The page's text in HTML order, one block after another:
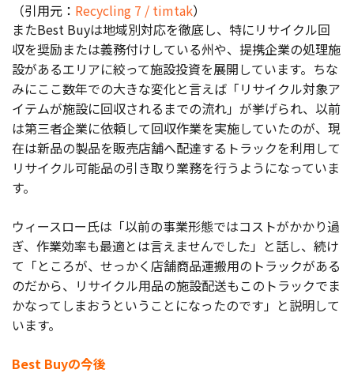
（引用元： Recycling 7 / timtak）
またBest Buyは地域別対応を徹底し、特にリサイクル回
収を奨励または義務付けしている州や、提携企業の処理施
設があるエリアに絞って施設投資を展開しています。ちな
みにここ数年での大きな変化と言えば「リサイクル対象ア
イテムが施設に回収されるまでの流れ」が挙げられ、以前
は第三者企業に依頼して回収作業を実施していたのが、現
在は新品の製品を販売店舗へ配達するトラックを利用して
リサイクル可能品の引き取り業務を行うようになっていま
す。
ウィースロー氏は「以前の事業形態ではコストがかかり過
ぎ、作業効率も最適とは言えませんでした」と話し、続け
て「ところが、せっかく店舗商品運搬用のトラックがある
のだから、リサイクル用品の施設配送もこのトラックでま
かなってしまおうということになったのです」と説明して
います。
Best Buyの今後